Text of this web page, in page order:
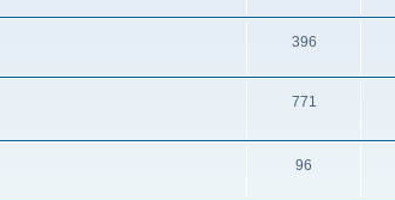
396
771
96